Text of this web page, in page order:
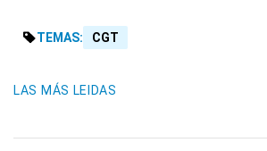
TEMAS: CGT
LAS MÁS LEIDAS